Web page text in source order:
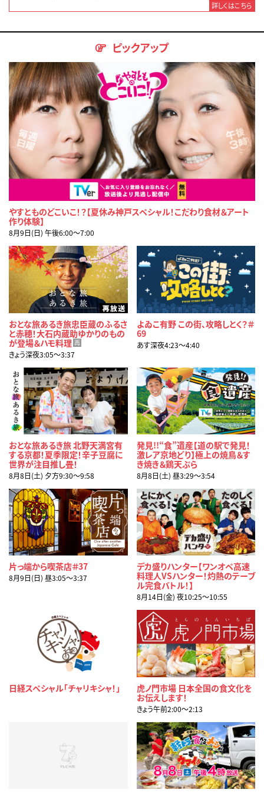
詳しくはこちら
ピックアップ
やすとものどこいこ！？【夏休み神戸スペシャル！こだわり食材＆アート
作り体験】
8月9日(日) 午後6:00〜7:00
おとな旅あるき旅忠臣蔵のふるさ
と赤穂！大石内蔵助ゆかりのもの
が登場＆ハモ料理 再
きょう深夜3:05〜3:37
よゐこ有野 この街、攻略しとく？＃
69
あす深夜4:23〜4:40
おとな旅あるき旅 北野天満宮有
する京都！夏季限定！辛子豆腐に
世界が注目推し畳！
8月8日(土) 夕方9:30〜9:58
発見!!“食”遺産【道の駅で発見！
激レア京地どり】極上の焼鳥＆す
き焼き＆鶏天ぷら
8月8日(土) 昼3:29〜3:54
片っ端から喫茶店＃37
8月9日(日) 昼3:05〜3:37
デカ盛りハンター【ワンオペ高速
料理人VSハンター！灼熱のテーブ
ル完食バトル！】
8月14日(金) 夜10:25〜10:55
日経スペシャル「チャリキシャ！」
虎ノ門市場 日本全国の食文化を
お伝えします！
きょう午前2:00〜2:13